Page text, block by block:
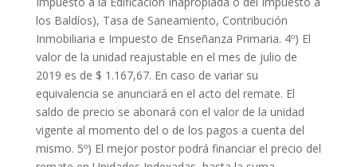
los Baldíos), Tasa de Saneamiento, Contribución
Inmobiliaria e Impuesto de Enseñanza Primaria. 4º) El
valor de la unidad reajustable en el mes de julio de
2019 es de $ 1.167,67. En caso de variar su
equivalencia se anunciará en el acto del remate. El
saldo de precio se abonará con el valor de la unidad
vigente al momento del o de los pagos a cuenta del
mismo. 5º) El mejor postor podrá financiar el precio del